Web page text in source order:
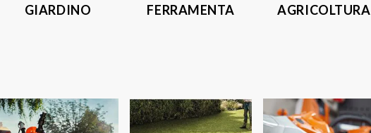
GIARDINO FERRAMENTA AGRICOLTURA